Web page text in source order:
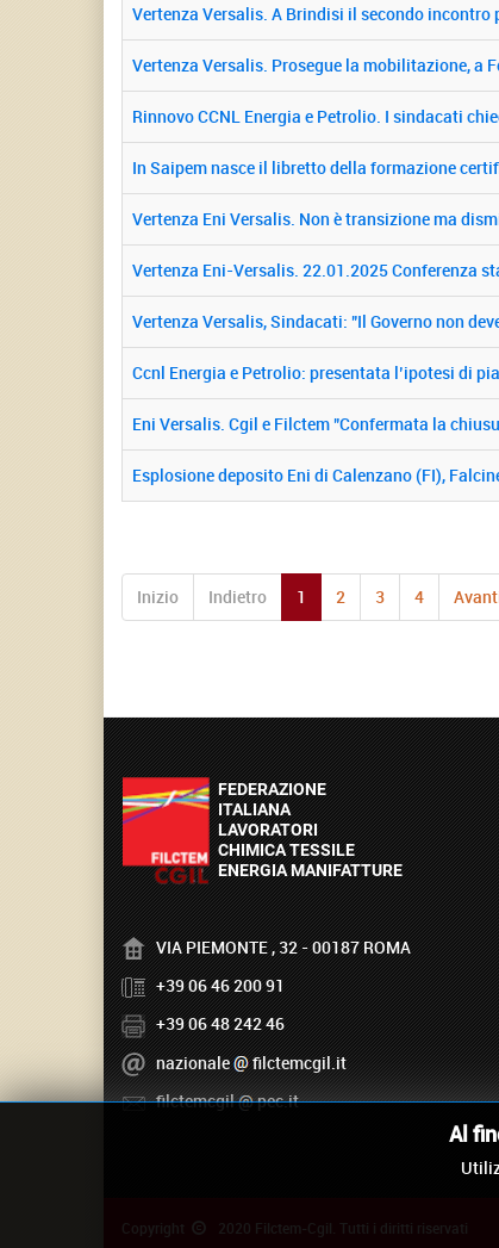
Vertenza Versalis. A Brindisi il secondo
Vertenza Versalis. Prosegue la mobilitazione, a
Rinnovo CCNL Energia e Petrolio. I sindacati
In Saipem nasce il libretto della formazione
Vertenza Eni Versalis. Non è transizione ma
Vertenza Eni-Versalis. 22.01.2025 Conferenza
Vertenza Versalis, Sindacati: "Il Governo non
Ccnl Energia e Petrolio: presentata l’ipotesi di
Eni Versalis. Cgil e Filctem "Confermata la
Esplosione deposito Eni di Calenzano (FI),
Inizio Indietro 1 2 3 4
VIA PIEMONTE , 32 - 00187 ROMA
+39 06 46 200 91
+39 06 48 242 46
nazionale
filctemcgil.it
filctemcgil
pec.it
Al
Copyright 2020 Filctem-Cgil. Tutti i diritti riservati